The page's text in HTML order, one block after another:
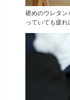
硬めのウレタン
っていても疲れ